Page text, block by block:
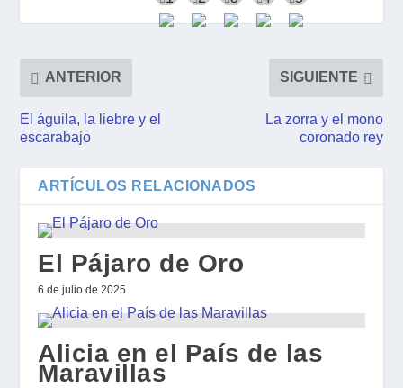
ANTERIOR
El águila, la liebre y el
escarabajo
SIGUIENTE
La zorra y el mono
coronado rey
ARTÍCULOS RELACIONADOS
El Pájaro de Oro
6 de julio de 2025
Alicia en el País de las
Maravillas